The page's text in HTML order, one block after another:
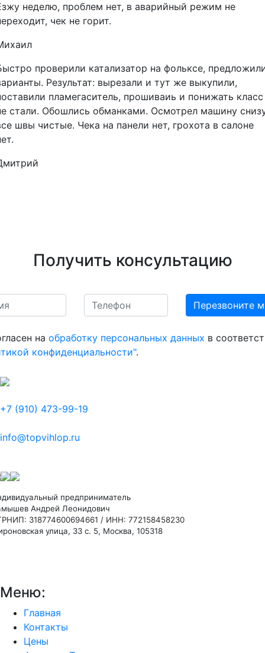
неделю, проблем нет, в аварийный режим не
чек не горит.
проверили катализатор на фольксе,
Результат: вырезали и тут же выкупили,
пламегаситель, прошиваиь и понижать класс
стали. Обошлись обманками. Осмотрел машину
швы чистые. Чека на панели нет, грохота в салоне
Получить консультацию
на обработку персональных данных в
конфиденциальности".
+7 (910) 473-99-19
info@topvihlop.ru
предприниматель
Андрей Леонидович
318774600694661 / ИНН: 772158458230
улица, 33 с. 5, Москва, 105318
Меню:
Главная
Контакты
Цены